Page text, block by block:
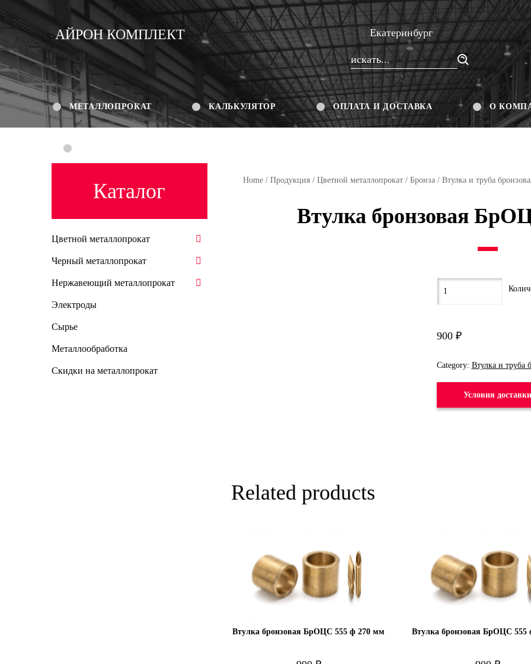
АЙРОН КОМПЛЕКТ Екатеринбург
МЕТАЛЛОПРОКАТ КАЛЬКУЛЯТОР ОПЛАТА И ДОСТАВКА О
Home/ Продукция/ Цветной металлопрокат/ Бронза/ Втулка и труба
Втулка бронзовая
900 ₽
Category: Втулка и труба
Условия доставки
Related products
Втулка бронзовая БрОЦС 555 ф 270 мм Втулка бронзовая БрОЦС 555
Каталог
Цветной металлопрокат
Черный металлопрокат
Нержавеющий металлопрокат
Электроды
Сырье
Металлообработка
Скидки на металлопрокат